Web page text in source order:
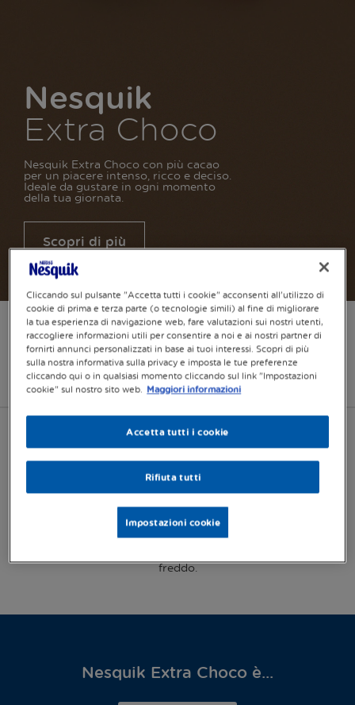
Nesquik
Extra Choco
Nesquik Extra Choco con più cacao
per un piacere intenso, ricco e deciso.
Ideale da gustare in ogni momento
della tua giornata.
Scopri di più
Nesquik
Extra Choco
Cos'è? Preparazione Formati
Cos'è Nesquik Extra Choco?
Nesquik Extra Choco è ideale per essere gustato a
colazione, a metà pomeriggio o come coccola della
sera. Nella sua unica confezione in latta da 390g,
freddo.
Nesquik Extra Choco è...
Cliccando sul pulsante "Accetta tutti i cookie" acconsenti all'utilizzo di
cookie di prima e terza parte (o tecnologie simili) al fine di migliorare
la tua esperienza di navigazione web, fare valutazioni sui nostri utenti,
raccogliere informazioni utili per consentire a noi e ai nostri partner di
fornirti annunci personalizzati in base ai tuoi interessi. Scopri di più
sulla nostra informativa sulla privacy e imposta le tue preferenze
cliccando qui o in qualsiasi momento cliccando sul link "Impostazioni
cookie" sul nostro sito web. Maggiori informazioni
Rifiuta tutti
Accetta tutti i cookie
Impostazioni cookie